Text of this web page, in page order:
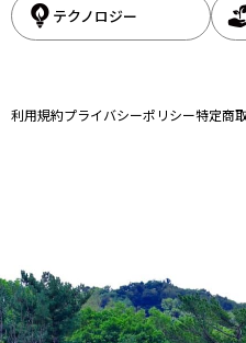
テクノロジー
利用規約プライバシーポリシー特定商